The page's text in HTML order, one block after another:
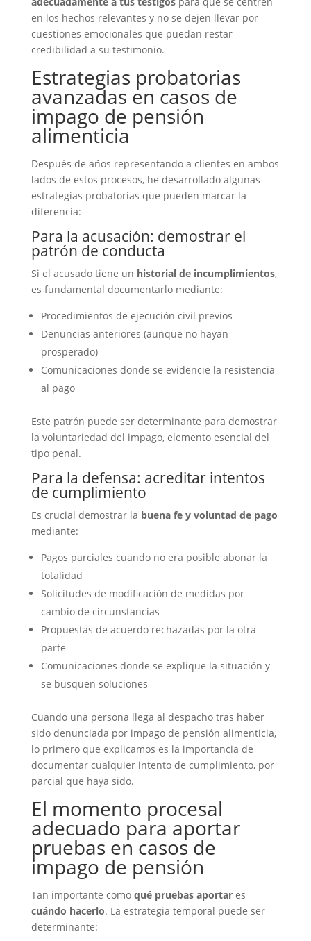
en los hechos relevantes y no se dejen llevar por
cuestiones emocionales que puedan restar
credibilidad a su testimonio.
Estrategias probatorias
avanzadas en casos de
impago de pensión
alimenticia
Después de años representando a clientes en ambos
lados de estos procesos, he desarrollado algunas
estrategias probatorias que pueden marcar la
diferencia:
Para la acusación: demostrar el
patrón de conducta
Si el acusado tiene un historial de incumplimientos,
es fundamental documentarlo mediante:
Procedimientos de ejecución civil previos
Denuncias anteriores (aunque no hayan
prosperado)
Comunicaciones donde se evidencie la resistencia
al pago
Este patrón puede ser determinante para demostrar
la voluntariedad del impago, elemento esencial del
tipo penal.
Para la defensa: acreditar intentos
de cumplimiento
Es crucial demostrar la buena fe y voluntad de pago
mediante:
Pagos parciales cuando no era posible abonar la
totalidad
Solicitudes de modificación de medidas por
cambio de circunstancias
Propuestas de acuerdo rechazadas por la otra
parte
Comunicaciones donde se explique la situación y
se busquen soluciones
Cuando una persona llega al despacho tras haber
sido denunciada por impago de pensión alimenticia,
lo primero que explicamos es la importancia de
documentar cualquier intento de cumplimiento, por
parcial que haya sido.
El momento procesal
adecuado para aportar
pruebas en casos de
impago de pensión
Tan importante como qué pruebas aportares
cuándo hacerlo. La estrategia temporal puede ser
determinante: